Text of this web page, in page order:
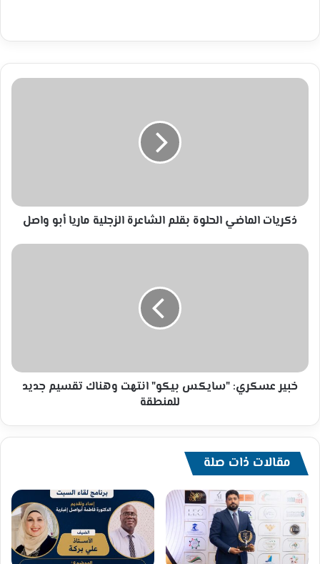
ذكريات
واصل
ذكريات الماضي الحلوة بقلم الشاعرة الزجلية ماريا أبو واصل
خبير
للمنطقة
خبير عسكري: "سايكس بيكو" انتهت وهناك تقسيم جديد
للمنطقة
مقالات ذات صلة